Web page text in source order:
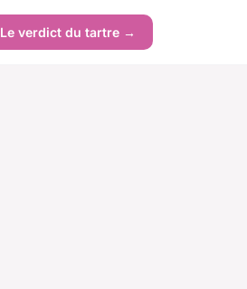
Le verdict du tartre →